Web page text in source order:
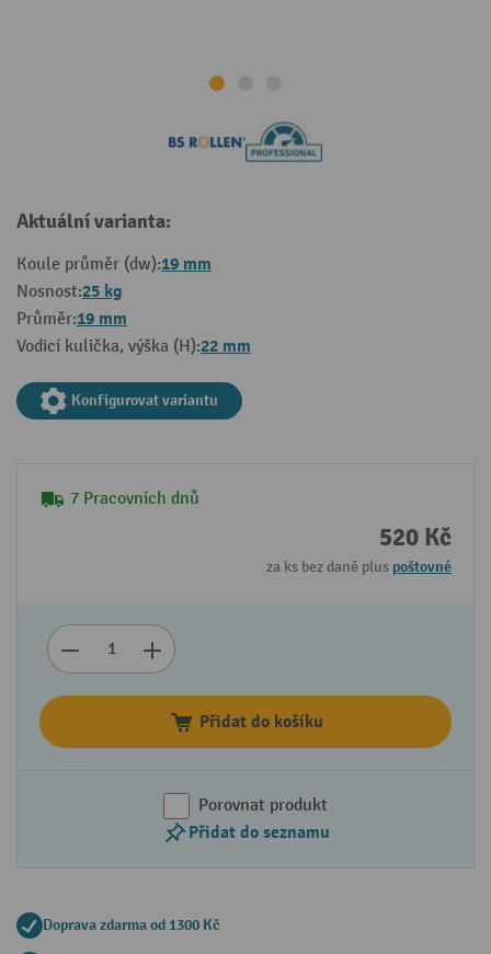
Aktuální varianta:
Koule průměr (dw):19 mm
Nosnost:25 kg
Průměr:19 mm
Vodicí kulička, výška (H):22 mm
Konfigurovat variantu
7 Pracovních dnů
520 Kč
za ks bez daně plus poštovné
Přidat do košíku
Porovnat produkt
Přidat do seznamu
Doprava zdarma od 1300 Kč